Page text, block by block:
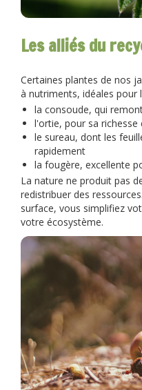
Les alliés du
Certaines plantes de nos
à nutriments, idéales pour
la consoude, qui
l'ortie, pour sa
le sureau, dont les
rapidement
la fougère, excellente
La nature ne produit pas
redistribuer des
surface, vous simplifiez
votre écosystème.